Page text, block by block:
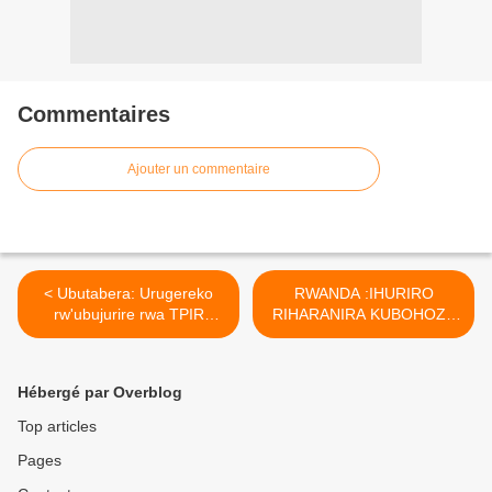
Commentaires
Ajouter un commentaire
< Ubutabera: Urugereko
rw'ubujurire rwa TPIR
rumaze kugira abere
RWANDA :IHURIRO
RIHARANIRA KUBOHOZA
URWANDA " FCLR-
Hébergé par Overblog
Top articles
Pages